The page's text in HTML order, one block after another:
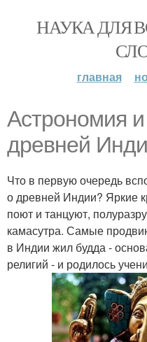
НАУКА ДЛЯ
главная
Астрономия и
древней
Что в первую очередь
о древней Индии? Яркие
поют и танцуют,
камасутра. Самые
в Индии жил будда -
религий - и родилось